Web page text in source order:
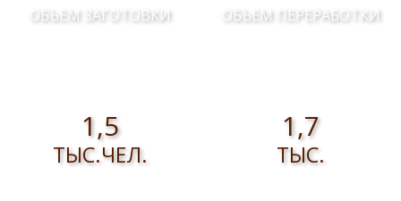
ОБЪЕМ ЗАГОТОВКИ ОБЪЕМ ПЕРЕРАБОТКИ
1,5
ТЫС.ЧЕЛ.
1,7
ТЫС.